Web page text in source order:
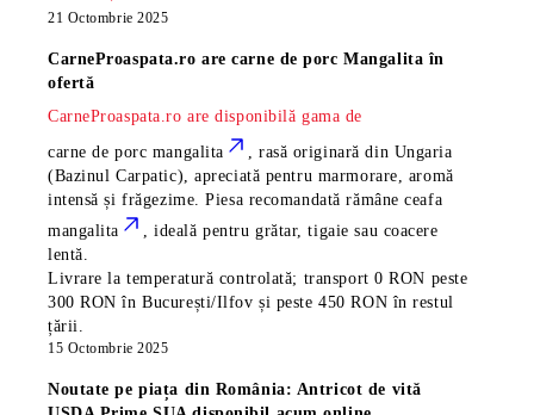
21 Octombrie 2025
CarneProaspata.ro arecarne de porc Mangalita în
ofertă
CarneProaspata.ro are disponibilă gama de
carne de porc mangalita
, rasă originară din Ungaria
(Bazinul Carpatic), apreciată pentru marmorare, aromă
intensă și frăgezime. Piesa recomandată rămâneceafa
mangalita
, ideală pentru grătar, tigaie sau coacere
lentă.
Livrare la temperatură controlată; transport 0 RON peste
300 RON în București/Ilfov și peste 450 RON în restul
țării.
15 Octombrie 2025
Noutate pe piața din România: Antricot de vită